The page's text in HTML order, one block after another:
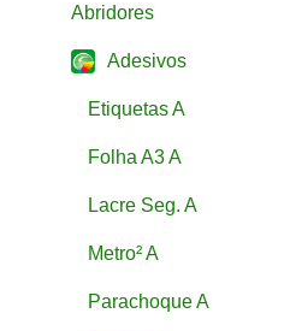
Abridores
Adesivos
Etiquetas A
Folha A3 A
Lacre Seg. A
Metro² A
Parachoque A